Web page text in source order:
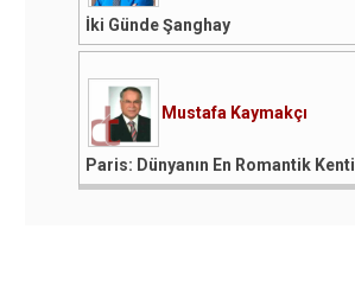
İki Günde Şanghay
Mustafa Kaymakçı
Paris: Dünyanın En Romantik Kenti